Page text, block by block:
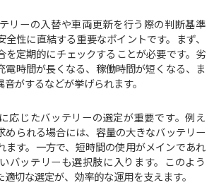
リーの入替や車両更新を行う際の判断基準
性に直結する重要なポイントです。まず、
を定期的にチェックすることが必要です。劣
電時間が長くなる、稼働時間が短くなる、ま
がするなどが挙げられます。
応じたバッテリーの選定が重要です。例え
められる場合には、容量の大きなバッテリー
ます。一方で、短時間の使用がメインであれ
バッテリーも選択肢に入ります。このよう
切な選定が、効率的な運用を支えます。